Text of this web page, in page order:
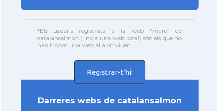
*Els usuaris registrats a la web "mare" de
catalansalmon (i no a una web local) són els que no
han trobat una web allà on viuen
Registrar-t'hi!
Darreres webs de catalansalmon